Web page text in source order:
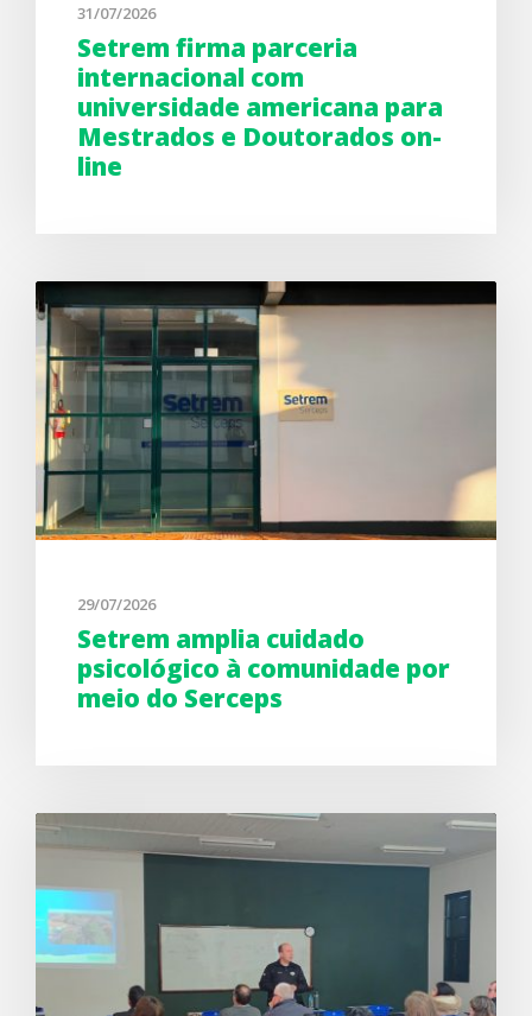
31/07/2026
Setrem firma parceria
internacional com
universidade americana para
Mestrados e Doutorados on-
line
29/07/2026
Setrem amplia cuidado
psicológico à comunidade por
meio do Serceps